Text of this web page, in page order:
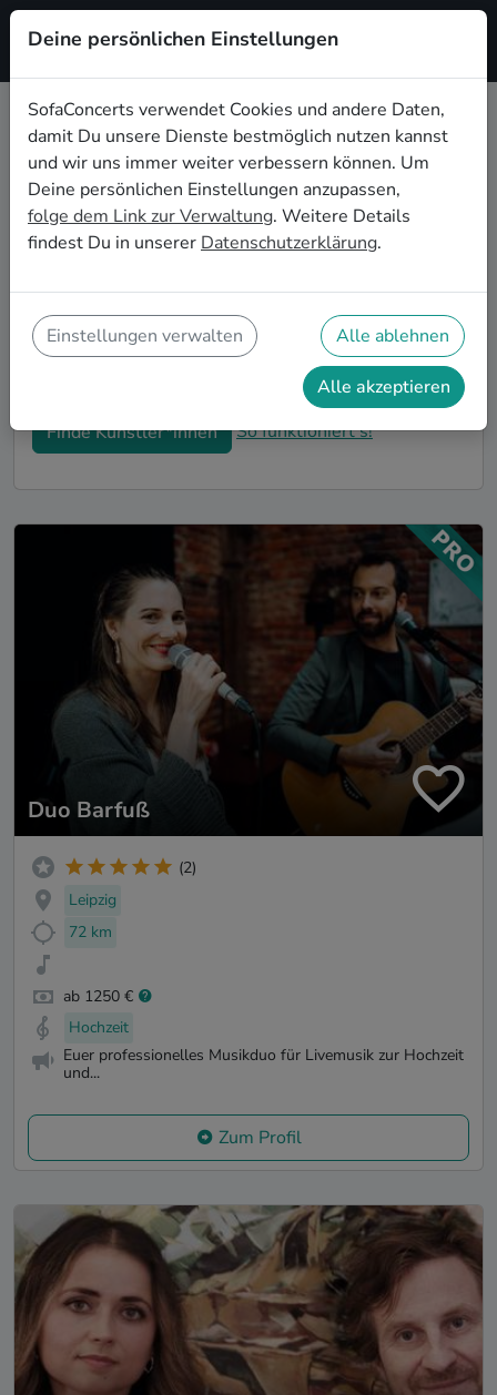
Registrieren
Jazz Hochzeitsbands buchen in
Jena
Du bist auf der Suche nach einer Jazz Hochzeitsband in
Jena für Deinen großen Tag? Dann bist du hier genau
professionellen Jazz Hochzeitsbands in Jena, die euer
Fest zu einem echten Highlight werden lassen. Buche
jetzt genau die richtige Live-Musik für eure
Finde Künstler*innen So funktioniert's!
Duo Barfuß
(2)
Leipzig
72 km
ab 1250 €
Hochzeit
Euer professionelles Musikduo für Livemusik zur Hochzeit
und...
Zum Profil
Deine persönlichen Einstellungen
SofaConcerts verwendet Cookies und andere Daten,
damit Du unsere Dienste bestmöglich nutzen kannst
und wir uns immer weiter verbessern können. Um
Deine persönlichen Einstellungen anzupassen,
folge dem Link zur Verwaltung. Weitere Details
findest Du in unserer Datenschutzerklärung.
Einstellungen verwalten Alle ablehnen
Alle akzeptieren